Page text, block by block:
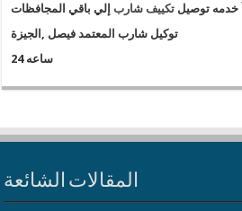
خدمه توصيل تكييف شارب
المقالات الشائعة